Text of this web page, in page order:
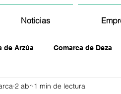
Noticias
de Arzúa Comarca de Deza
2 abr 1 min de lectura